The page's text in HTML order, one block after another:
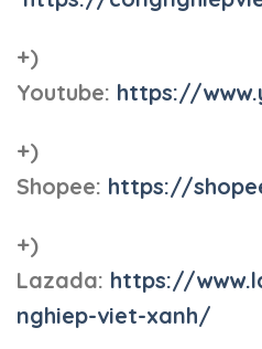
+)
Youtube: https://
+)
Shopee: https://
+)
Lazada: https://
nghiep-viet-xanh/